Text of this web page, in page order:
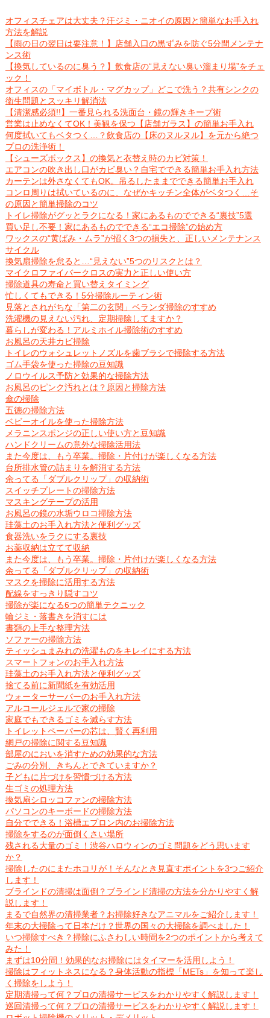
オフィスチェアは大丈夫？汗ジミ・ニオイの原因と簡単なお手入れ
方法を解説
【雨の日の翌日は要注意！】店舗入口の黒ずみを防ぐ5分間メンテナ
ンス術
【換気しているのに臭う？】飲食店の“見えない臭い溜まり場”をチェ
ック！
オフィスの「マイボトル・マグカップ」どこで洗う？共有シンクの
衛生問題とスッキリ解消法
【清潔感必須!!】一番見られる洗面台・鏡の輝きキープ術
営業は止めなくてOK！美観を保つ【店舗ガラス】の簡単お手入れ
何度拭いてもベタつく…？飲食店の【床のヌルヌル】を元から絶つ
プロの洗浄術！
【シューズボックス】の換気と衣替え時のカビ対策！
エアコンの吹き出し口がカビ臭い？自宅でできる簡単お手入れ方法
カーテンは外さなくてもOK。吊るしたままでできる簡単お手入れ
コンロ周りは拭いているのに、なぜかキッチン全体がベタつく…そ
の原因と簡単掃除のコツ
トイレ掃除がグッとラクになる！家にあるものでできる“裏技”5選
買い足し不要！家にあるものでできる“エコ掃除”の始め方
ワックスの“黄ばみ・ムラ”が招く3つの損失と、正しいメンテナンス
サイクル
換気扇掃除を怠ると…“見えない”5つのリスクとは？
マイクロファイバークロスの実力と正しい使い方
掃除道具の寿命と買い替えタイミング
忙しくてもできる！5分掃除ルーティン術
見落とされがちな「第二の玄関」ベランダ掃除のすすめ
洗濯機の見えない汚れ、定期掃除してますか？
暮らしが変わる！アルミホイル掃除術のすすめ
お風呂の天井カビ掃除
トイレのウォシュレットノズルを歯ブラシで掃除する方法
ゴム手袋を使った掃除の豆知識
ノロウイルス予防と効果的な掃除方法
お風呂のピンク汚れとは？原因と掃除方法
傘の掃除
五徳の掃除方法
ベビーオイルを使った掃除方法
メラニンスポンジの正しい使い方と豆知識
ハンドクリームの意外な掃除活用法
また今度は、もう卒業。掃除・片付けが楽しくなる方法
台所排水管の詰まりを解消する方法
余ってる「ダブルクリップ」の収納術
スイッチプレートの掃除方法
マスキングテープの活用
お風呂の鏡の水垢ウロコ掃除方法
珪藻土のお手入れ方法と便利グッズ
食器洗いをラクにする裏技
お薬収納は立てて収納
また今度は、もう卒業。掃除・片付けが楽しくなる方法
余ってる「ダブルクリップ」の収納術
マスクを掃除に活用する方法
配線をすっきり隠すコツ
掃除が楽になる6つの簡単テクニック
輪ジミ・落書きを消すには
書類の上手な整理方法
ソファーの掃除方法
ティッシュまみれの洗濯ものをキレイにする方法
スマートフォンのお手入れ方法
珪藻土のお手入れ方法と便利グッズ
捨てる前に新聞紙を有効活用
ウォーターサーバーのお手入れ方法
アルコールジェルで家の掃除
家庭でもできるゴミを減らす方法
トイレットペーパーの芯は、賢く再利用
網戸の掃除に関する豆知識
部屋のにおいを消すための効果的な方法
ごみの分別、きちんとできていますか？
子どもに片づけを習慣づける方法
生ゴミの処理方法
換気扇シロッコファンの掃除方法
パソコンのキーボードの掃除方法
自分でできる！浴槽エプロン内のお掃除方法
掃除をするのが面倒くさい場所
残される大量のゴミ！渋谷ハロウィンのゴミ問題をどう思います
か？
掃除したのにまたホコリが！そんなとき見直すポイントを3つご紹介
します！
ブラインドの清掃は面倒？ブラインド清掃の方法を分かりやすく解
説します！
まるで自然界の清掃業者？お掃除好きなアニマルをご紹介します！
年末の大掃除って日本だけ？世界の国々の大掃除を調べました！
いつ掃除すべき？掃除にふさわしい時間を2つのポイントから考えて
みた！
まずは10分間！効果的なお掃除にはタイマーを活用しよう！
掃除はフィットネスになる？身体活動の指標「METs」を知って楽し
く掃除をしよう！
定期清掃って何？プロの清掃サービスをわかりやすく解説します！
巡回清掃って何？プロの清掃サービスをわかりやすく解説します！